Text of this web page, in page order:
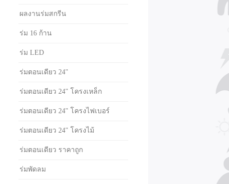
ผลงานร่มสกรีน
ร่ม 16 ก้าน
ร่ม LED
ร่มตอนเดียว 24"
ร่มตอนเดียว 24" โครงเหล็ก
ร่มตอนเดียว 24" โครงไฟเบอร์
ร่มตอนเดียว 24" โครงไม้
ร่มตอนเดียว ราคาถูก
ร่มพัดลม